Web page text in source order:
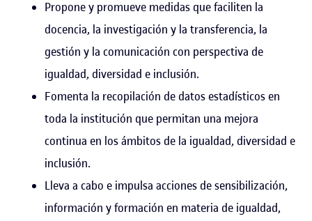
Propone y promueve medidas que faciliten la
docencia, la investigación y la transferencia, la
gestión y la comunicación con perspectiva de
igualdad, diversidad e inclusión.
Fomenta la recopilación de datos estadísticos en
toda la institución que permitan una mejora
continua en los ámbitos de la igualdad, diversidad e
inclusión.
Lleva a cabo e impulsa acciones de sensibilización,
información y formación en materia de igualdad,